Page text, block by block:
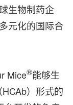
生物制药企
元化的国际合
Mice®能够生
）形式的